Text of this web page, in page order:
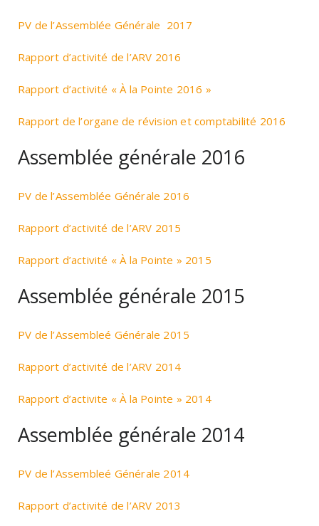
PV de l’Assemblée Générale 2017
Rapport d’activité de l’ARV 2016
Rapport d’activité « À la Pointe 2016 »
Rapport de l’organe de révision et comptabilité 2016
Assemblée générale 2016
PV de l’Assemblée Générale 2016
Rapport d’activité de l’ARV 2015
Rapport d’activité « À la Pointe » 2015
Assemblée générale 2015
PV de l’Assembleé Générale 2015
Rapport d’activité de l’ARV 2014
Rapport d’activite « À la Pointe » 2014
Assemblée générale 2014
PV de l’Assembleé Générale 2014
Rapport d’activité de l’ARV 2013